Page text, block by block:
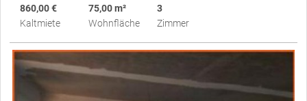
860,00 €
Kaltmiete
75,00 m²
Wohnfläche
3
Zimmer